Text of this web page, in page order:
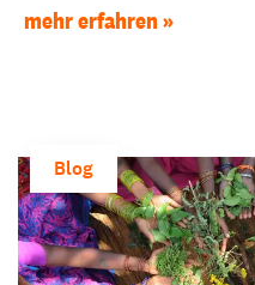
mehr erfahren
Blog